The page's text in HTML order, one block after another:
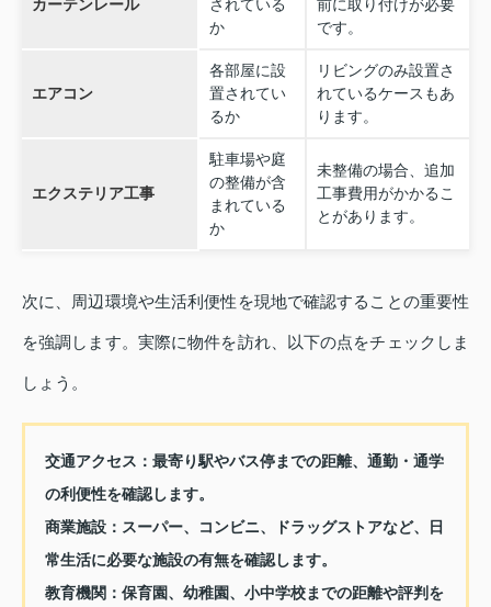
カーテンレール
されている
か
前に取り付けが必要
です。
エアコン
各部屋に設
置されてい
るか
リビングのみ設置さ
れているケースもあ
ります。
エクステリア工事
駐車場や庭
の整備が含
まれている
か
未整備の場合、追加
工事費用がかかるこ
とがあります。
次に、周辺環境や生活利便性を現地で確認することの重要性
を強調します。実際に物件を訪れ、以下の点をチェックしま
しょう。
交通アクセス： 最寄り駅やバス停までの距離、通勤・通学
の利便性を確認します。
商業施設： スーパー、コンビニ、ドラッグストアなど、日
常生活に必要な施設の有無を確認します。
教育機関： 保育園、幼稚園、小中学校までの距離や評判を